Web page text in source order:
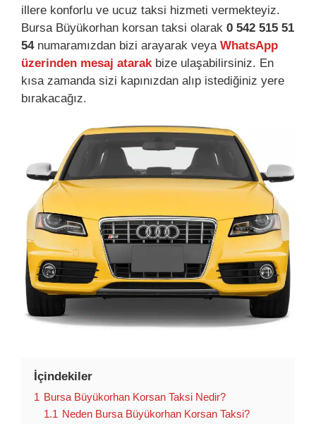
illere konforlu ve ucuz taksi hizmeti vermekteyiz.
Bursa Büyükorhan korsan taksi olarak 0 542 515 51
54numaramızdan bizi arayarak veya WhatsApp
üzerinden mesaj atarak bize ulaşabilirsiniz. En
kısa zamanda sizi kapınızdan alıp istediğiniz yere
bırakacağız.
İçindekiler
1 Bursa Büyükorhan Korsan Taksi Nedir?
1.1 Neden Bursa Büyükorhan Korsan Taksi?